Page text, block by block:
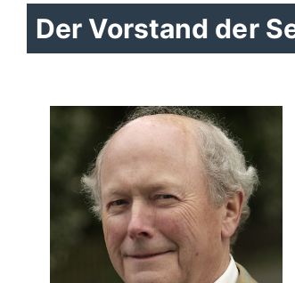
Der Vorstand der